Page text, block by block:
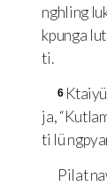
nghling
kpunga
ti.
6
ja,
ti lü
Pilat